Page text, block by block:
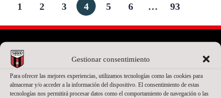
Gestionar consentimiento
Para ofrecer las mejores experiencias, utilizamos tecnologías como las cookies para
almacenar y/o acceder a la información del dispositivo. El consentimiento de estas
tecnologías nos permitirá procesar datos como el comportamiento de navegación o las
1 2 3 4 5 6 … 93
PATROCINADOR PRINCIPAL